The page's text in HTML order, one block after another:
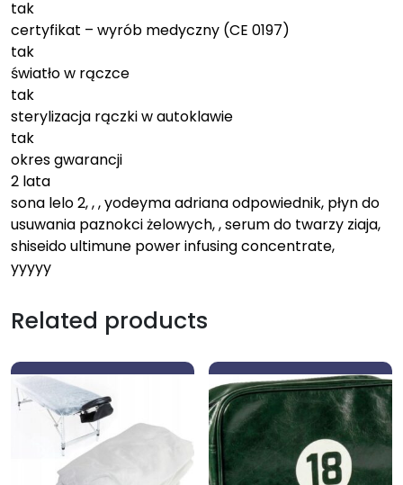
tak
certyfikat – wyrób medyczny (CE 0197)
tak
światło w rączce
tak
sterylizacja rączki w autoklawie
tak
okres gwarancji
2 lata
sona lelo 2, , , yodeyma adriana odpowiednik, płyn do
usuwania paznokci żelowych, , serum do twarzy ziaja,
shiseido ultimune power infusing concentrate,
yyyyy
Related products